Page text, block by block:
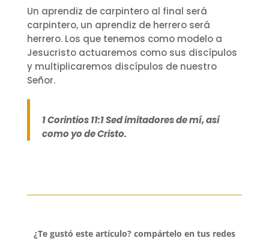
Un aprendiz de carpintero al final será
carpintero, un aprendiz de herrero será
herrero. Los que tenemos como modelo a
Jesucristo actuaremos como sus discípulos
y multiplicaremos discípulos de nuestro
Señor.
1 Corintios 11:1 Sed imitadores de mí, así
como yo de Cristo.
¿Te gustó este artículo? compártelo en tus redes